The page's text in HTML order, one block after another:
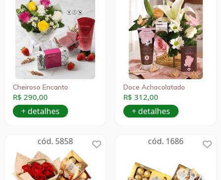
Cheiroso Encanto
R$ 290,00
+ detalhes
Doce Achocolatado
R$ 312,00
+ detalhes
cód. 5858 cód. 1686